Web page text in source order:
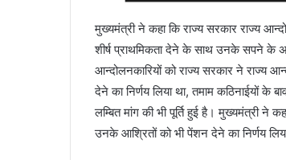
मुख्यमंत्री ने कहा कि राज्य सरकार राज्य
शीर्ष प्राथमिकता देने के साथ उनके सपने के
आन्दोलनकारियों को राज्य सरकार ने राज्य
देने का निर्णय लिया था, तमाम कठिनाईयों के
लम्बित मांग की भी पूर्ति हुई है। मुख्यमंत्री ने
उनके आश्रितों को भी पेंशन देने का निर्णय